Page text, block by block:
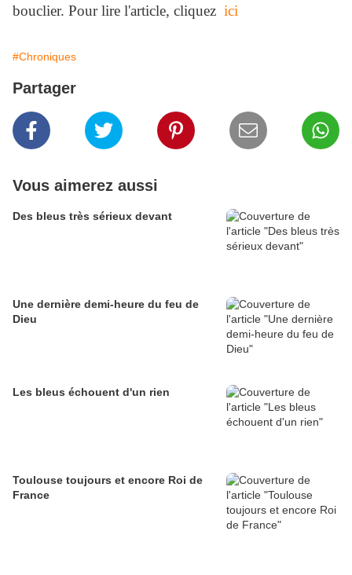
bouclier. Pour lire l'article, cliquez ici
#Chroniques
Partager
Vous aimerez aussi
Des bleus très sérieux devant
Une dernière demi-heure du feu de
Dieu
Les bleus échouent d'un rien
Toulouse toujours et encore Roi de
France